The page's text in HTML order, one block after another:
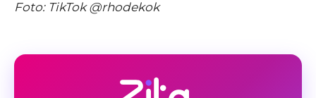
Foto: TikTok @rhodekok